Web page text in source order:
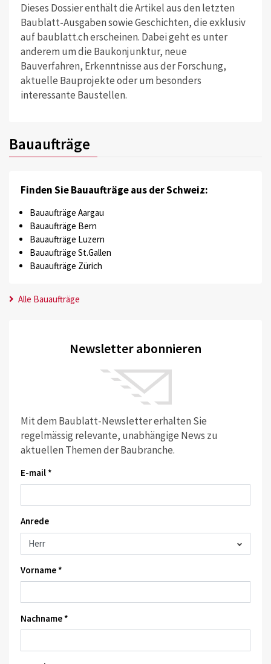
Dieses Dossier enthält die Artikel aus den letzten
Baublatt-Ausgaben sowie Geschichten, die exklusiv
auf baublatt.ch erscheinen. Dabei geht es unter
anderem um die Baukonjunktur, neue
Bauverfahren, Erkenntnisse aus der Forschung,
aktuelle Bauprojekte oder um besonders
interessante Baustellen.
Bauaufträge
Finden Sie Bauaufträge aus der Schweiz:
Bauaufträge Aargau
Bauaufträge Bern
Bauaufträge Luzern
Bauaufträge St.Gallen
Bauaufträge Zürich
Alle Bauaufträge
Newsletter abonnieren
Mit dem Baublatt-Newsletter erhalten Sie
regelmässig relevante, unabhängige News zu
aktuellen Themen der Baubranche.
E-mail *
Anrede
Vorname *
Nachname *